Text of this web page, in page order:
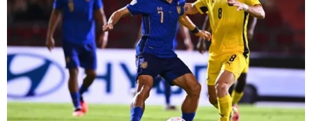
yếu và các nhà đầu tư e dè./.
(TTXVN/Vietnam+)